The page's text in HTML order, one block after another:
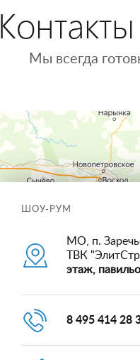
Мы всегда
ШОУ-РУМ
МО, п.
ТВК
этаж,
8 495 414 28